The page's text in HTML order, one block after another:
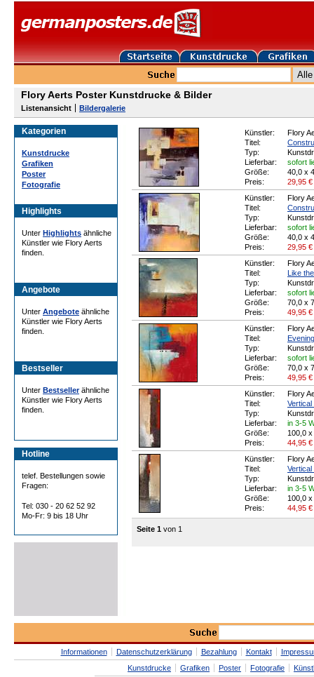
Flory Aerts Poster Kunstdrucke & Bilder
Listenansicht Bildergalerie
Kategorien
Kunstdrucke
Grafiken
Poster
Fotografie
Highlights
Unter Highlights ähnliche
Künstler wie Flory Aerts
finden.
Angebote
Unter Angebote ähnliche
Künstler wie Flory Aerts
finden.
Bestseller
Unter Bestsellerähnliche
Künstler wie Flory Aerts
finden.
Hotline
telef. Bestellungen sowie
Fragen:
Tel: 030 - 20 62 52 92
Mo-Fr: 9 bis 18 Uhr
Künstler:
Flory
Titel:
Typ:
Lieferbar:
sofort
Größe:
40,0 x
Preis:
29,95 €
Künstler:
Flory
Titel:
Typ:
Lieferbar:
sofort
Größe:
40,0 x
Preis:
29,95 €
Künstler:
Flory
Titel:
Like
Typ:
Lieferbar:
sofort
Größe:
70,0 x
Preis:
49,95 €
Künstler:
Flory
Titel:
Typ:
Lieferbar:
sofort
Größe:
70,0 x
Preis:
49,95 €
Künstler:
Flory
Titel:
Vertical
Typ:
Lieferbar:
in 3-5
Größe:
100,0
Preis:
44,95 €
Künstler:
Flory
Titel:
Vertical
Typ:
Lieferbar:
in 3-5
Größe:
100,0
Preis:
44,95 €
Seite 1 von 1
Informationen Datenschutzerklärung Bezahlung Kontakt
Kunstdrucke
Grafiken Poster Fotografie